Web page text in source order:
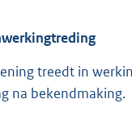
treedt in
na bekendmaking.